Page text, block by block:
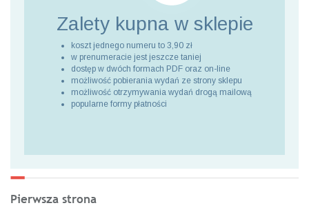
Zalety kupna w sklepie
koszt jednego numeru to 3,90 zł
w prenumeracie jest jeszcze taniej
dostęp w dwóch formach PDF oraz on-line
możliwość pobierania wydań ze strony sklepu
możliwość otrzymywania wydań drogą mailową
popularne formy płatności
Pierwsza strona